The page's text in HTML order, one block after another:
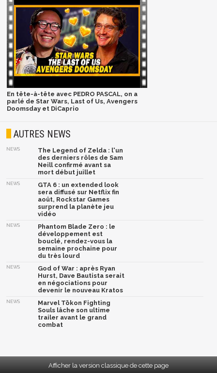
En tête-à-tête avec PEDRO PASCAL, on a
parlé de Star Wars, Last of Us, Avengers
Doomsday et DiCaprio
AUTRES NEWS
NEWS
The Legend of Zelda : l'un
des derniers rôles de Sam
Neill confirmé avant sa
mort début juillet
NEWS
GTA 6 : un extended look
sera diffusé sur Netflix fin
août, Rockstar Games
surprend la planète jeu
vidéo
NEWS
Phantom Blade Zero : le
développement est
bouclé, rendez-vous la
semaine prochaine pour
du très lourd
NEWS
God of War : après Ryan
Hurst, Dave Bautista serait
en négociations pour
devenir le nouveau Kratos
NEWS
Marvel Tōkon Fighting
Souls lâche son ultime
trailer avant le grand
combat
Afficher la version classique de cette page